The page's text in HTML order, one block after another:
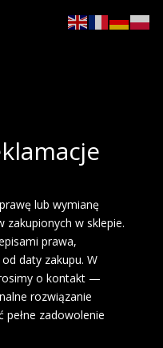
lub wymianę
zakupionych w sklepie.
prawa,
daty zakupu. W
o kontakt —
rozwiązanie
zadowolenie